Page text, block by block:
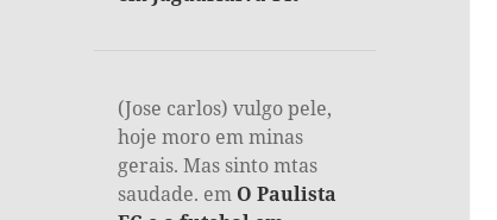
(Jose carlos) vulgo pele,
hoje moro em minas
gerais. Mas sinto mtas
saudade. em O Paulista